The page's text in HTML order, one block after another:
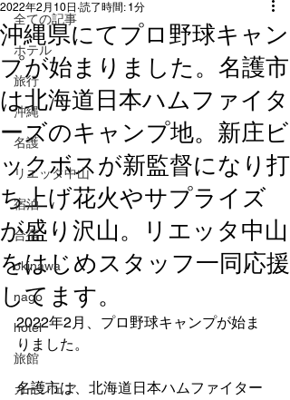
全ての記事
ホテル
旅行
沖縄
名護
リエッタ中山
宿泊
合宿
okinawa
nago
hotel
旅館
カーシェア
沖縄県にてプロ野球キャン
プが始まりました。名護市
は北海道日本ハムファイタ
ーズのキャンプ地。新庄ビ
ックボスが新監督になり打
ち上げ花火やサプライズ
が盛り沢山。リエッタ中山
をはじめスタッフ一同応援
してます。
2022年2月10日 読了時間: 1分
2022年2月、プロ野球キャンプが始ま
りました。
名護市は、北海道日本ハムファイター